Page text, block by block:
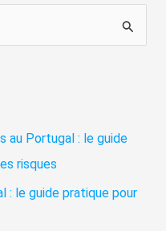
au Portugal : le guide
risques
: le guide pratique pour